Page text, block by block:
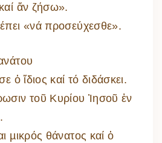
ἄν ζήσω».
«νά προσεύχεσθε».
ὁ ἴδιος καί τό διδάσκει.
τοῦ Κυρίου Ἰησοῦ ἐν
µικρός θάνατος καί ὁ